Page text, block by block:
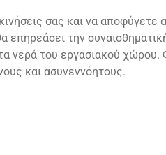
σας και να
την
του εργασιακού χώρου.
και ασυνεννόητους.